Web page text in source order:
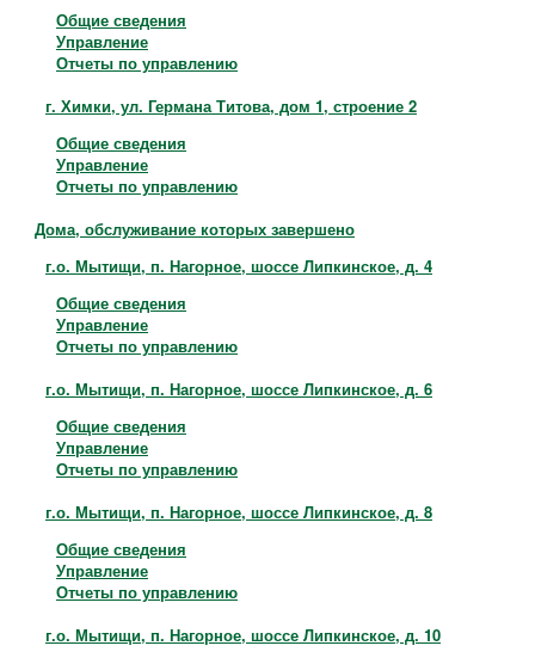
Общие сведения
Управление
Отчеты по управлению
г. Химки, ул. Германа Титова, дом 1, строение 2
Общие сведения
Управление
Отчеты по управлению
Дома, обслуживание которых завершено
г.о. Мытищи, п. Нагорное, шоссе Липкинское, д. 4
Общие сведения
Управление
Отчеты по управлению
г.о. Мытищи, п. Нагорное, шоссе Липкинское, д. 6
Общие сведения
Управление
Отчеты по управлению
г.о. Мытищи, п. Нагорное, шоссе Липкинское, д. 8
Общие сведения
Управление
Отчеты по управлению
г.о. Мытищи, п. Нагорное, шоссе Липкинское, д. 10